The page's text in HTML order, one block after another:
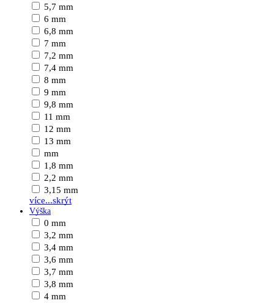
5,7 mm
6 mm
6,8 mm
7 mm
7,2 mm
7,4 mm
8 mm
9 mm
9,8 mm
11 mm
12 mm
13 mm
mm
1,8 mm
2,2 mm
3,15 mm
více...skrýt
Výška
0 mm
3,2 mm
3,4 mm
3,6 mm
3,7 mm
3,8 mm
4 mm